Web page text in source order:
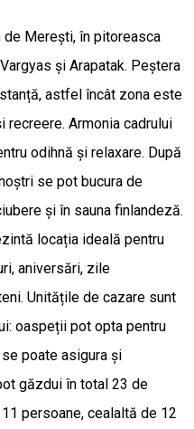
Merești, în pitoreasca
și Arapatak. Peștera
astfel încât zona este
recreere. Armonia cadrului
odihnă și relaxare. După
se pot bucura de
și în sauna finlandeză.
locația ideală pentru
aniversări, zile
Unitățile de cazare sunt
oaspeții pot opta pentru
poate asigura și
găzdui în total 23 de
persoane, cealaltă de 12